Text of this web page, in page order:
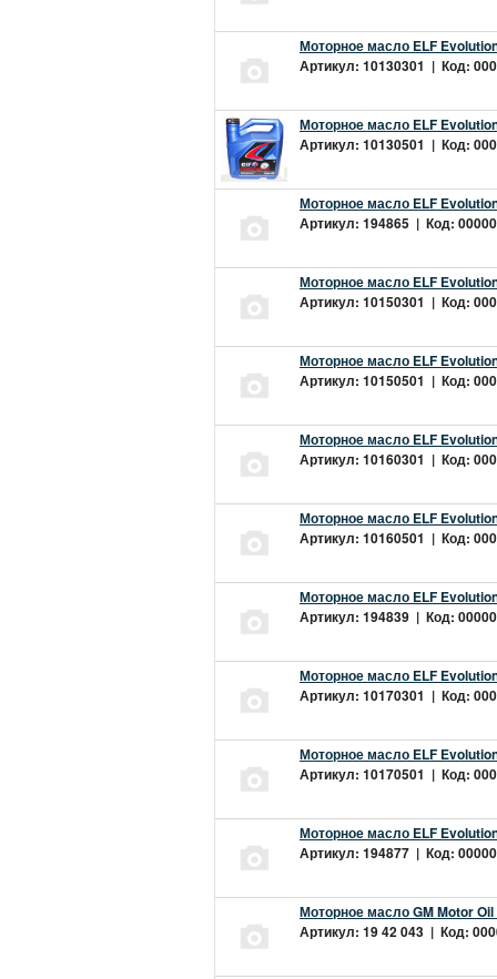
Моторное масло ELF
Артикул: 10130301 | Код:
Моторное масло ELF
Артикул: 10130501 | Код:
Моторное масло ELF
Артикул: 194865 | Код:
Моторное масло ELF
Артикул: 10150301 | Код:
Моторное масло ELF
Артикул: 10150501 | Код:
Моторное масло ELF
Артикул: 10160301 | Код:
Моторное масло ELF
Артикул: 10160501 | Код:
Моторное масло ELF
Артикул: 194839 | Код:
Моторное масло ELF
Артикул: 10170301 | Код:
Моторное масло ELF
Артикул: 10170501 | Код:
Моторное масло ELF
Артикул: 194877 | Код:
Моторное масло GM Motor Oil
Артикул: 19 42 043 | Код: